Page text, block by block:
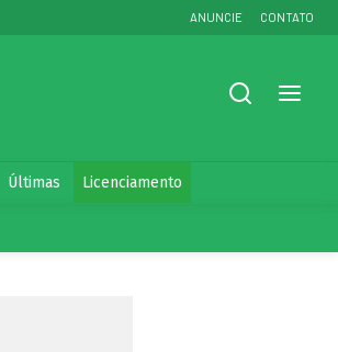
ANUNCIE CONTATO
Últimas Licenciamento